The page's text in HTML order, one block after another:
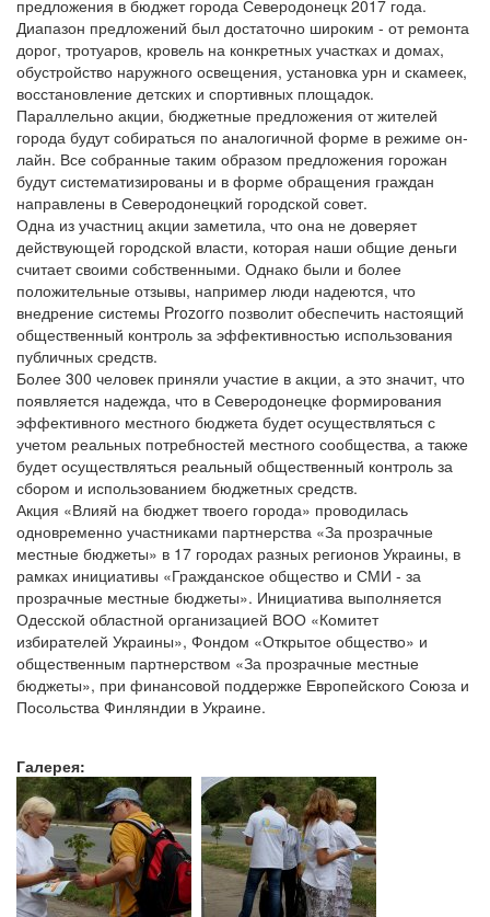
предложения в бюджет города Северодонецк 2017 года.
Диапазон предложений был достаточно широким - от ремонта
дорог, тротуаров, кровель на конкретных участках и домах,
обустройство наружного освещения, установка урн и скамеек,
восстановление детских и спортивных площадок.
Параллельно акции, бюджетные предложения от жителей
города будут собираться по аналогичной форме в режиме он-
лайн. Все собранные таким образом предложения горожан
будут систематизированы и в форме обращения граждан
направлены в Северодонецкий городской совет.
Одна из участниц акции заметила, что она не доверяет
действующей городской власти, которая наши общие деньги
считает своими собственными. Однако были и более
положительные отзывы, например люди надеются, что
внедрение системы Prozorro позволит обеспечить настоящий
общественный контроль за эффективностью использования
публичных средств.
Более 300 человек приняли участие в акции, а это значит, что
появляется надежда, что в Северодонецке формирования
эффективного местного бюджета будет осуществляться с
учетом реальных потребностей местного сообщества, а также
будет осуществляться реальный общественный контроль за
сбором и использованием бюджетных средств.
Акция «Влияй на бюджет твоего города» проводилась
одновременно участниками партнерства «За прозрачные
местные бюджеты» в 17 городах разных регионов Украины, в
рамках инициативы «Гражданское общество и СМИ - за
прозрачные местные бюджеты». Инициатива выполняется
Одесской областной организацией ВОО «Комитет
избирателей Украины», Фондом «Открытое общество» и
общественным партнерством «За прозрачные местные
бюджеты», при финансовой поддержке Европейского Союза и
Посольства Финляндии в Украине.
Галерея: